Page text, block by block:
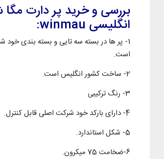
بررسی و خرید پر دارت
انگلیسی winmau:
1- پر ها در بسته سه تایی و بسته بندی خود شرکت
است.
2- ساخت کشور انگلیس است.
3- رنگ ترکیبی
4- دارای بارکد خود شرکت اصلی قابل کنترل.
5- شکل استاندارد.
6-ضخامت 75 میکرون.